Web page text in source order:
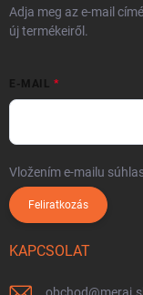
Adja meg az e-mail
új termékeiről.
E-MAIL
Vložením e-mailu
Feliratkozás
KAPCSOLAT